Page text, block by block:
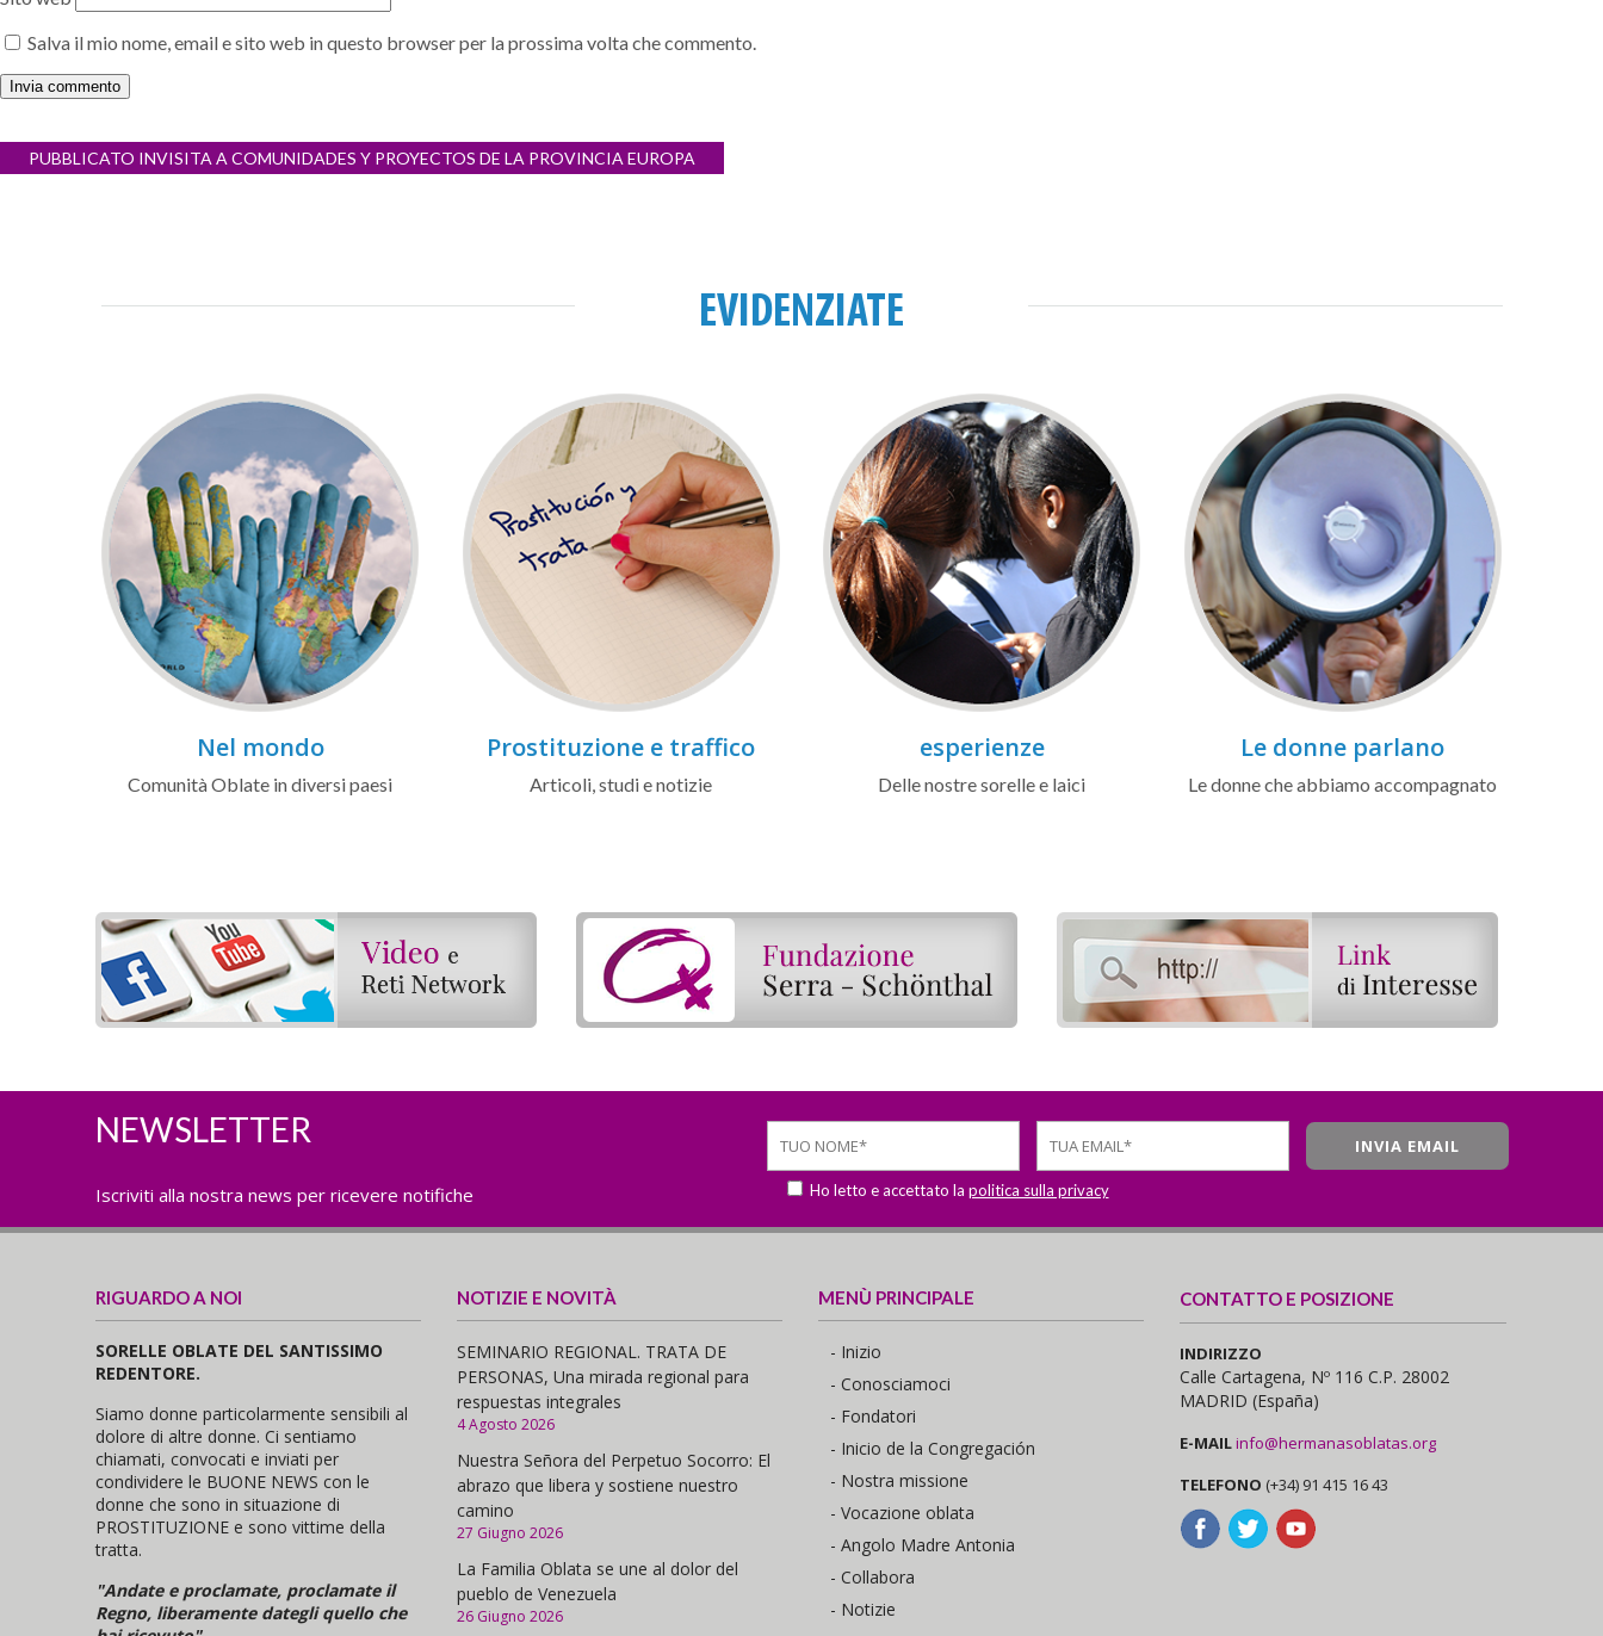
Salva il mio nome, email e sito web in questo browser per la prossima volta che commento.
Navigazione
articoli
PUBBLICATO INVISITA A COMUNIDADES Y PROYECTOS DE LA PROVINCIA EUROPA
EVIDENZIATE
Nel mondo
Comunità Oblate in diversi paesi
Prostituzione e traffico
Articoli, studi e notizie
esperienze
Delle nostre sorelle e laici
Le donne parlano
Le donne che abbiamo accompagnato
NEWSLETTER
Iscriviti alla nostra news per ricevere notifiche Ho letto e accettato la politica sulla privacy
RIGUARDO A NOI
SORELLE OBLATE DEL SANTISSIMO
REDENTORE.
Siamo donne particolarmente sensibili al
dolore di altre donne. Ci sentiamo
chiamati, convocati e inviati per
condividere le BUONE NEWS con le
donne che sono in situazione di
PROSTITUZIONE e sono vittime della
tratta.
"Andate e proclamate, proclamate il
Regno, liberamente dategli quello che
NOTIZIE E NOVITÀ
SEMINARIO REGIONAL. TRATA DE
PERSONAS, Una mirada regional para
respuestas integrales
4 Agosto 2026
Nuestra Señora del Perpetuo Socorro: El
abrazo que libera y sostiene nuestro
camino
27 Giugno 2026
La Familia Oblata se une al dolor del
pueblo de Venezuela
26 Giugno 2026
MENÙ PRINCIPALE
- Inizio
- Conosciamoci
- Fondatori
- Inicio de la Congregación
- Nostra missione
- Vocazione oblata
- Angolo Madre Antonia
- Collabora
- Notizie
CONTATTO E POSIZIONE
INDIRIZZO
Calle Cartagena, Nº 116 C.P. 28002
MADRID (España)
E-MAILinfo@hermanasoblatas.org
TELEFONO (+34) 91 415 16 43